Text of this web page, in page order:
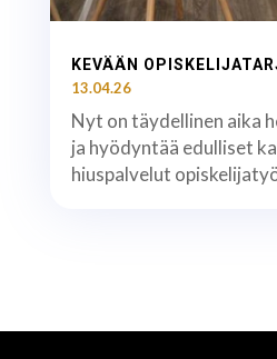
KEVÄÄN
13.04.26
Nyt on täydellinen aika
ja hyödyntää edulliset
hiuspalvelut